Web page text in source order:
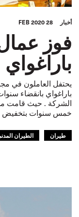
أخبار 28 FEB 2020
فوز
باراغواي
باراغواي بانقضاء
خمس سنوات بتخفيض
طيران الطيران